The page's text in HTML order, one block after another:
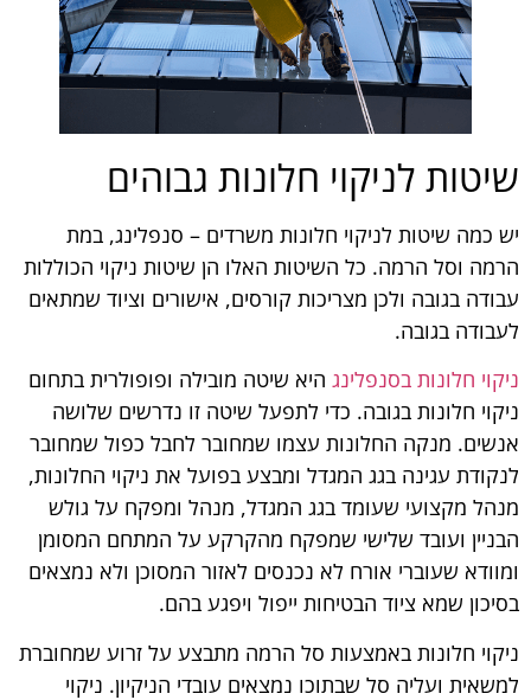
שיטות לניקוי חלונות גבוהים
יש כמה שיטות לניקוי חלונות משרדים – סנפלינג, במת
הרמה וסל הרמה. כל השיטות האלו הן שיטות ניקוי הכוללות
עבודה בגובה ולכן מצריכות קורסים, אישורים וציוד שמתאים
לעבודה בגובה.
ניקוי חלונות בסנפלינגהיא שיטה מובילה ופופולרית בתחום
ניקוי חלונות בגובה. כדי לתפעל שיטה זו נדרשים שלושה
אנשים. מנקה החלונות עצמו שמחובר לחבל כפול שמחובר
לנקודת עגינה בגג המגדל ומבצע בפועל את ניקוי החלונות,
מנהל מקצועי שעומד בגג המגדל, מנהל ומפקח על גולש
הבניין ועובד שלישי שמפקח מהקרקע על המתחם המסומן
ומוודא שעוברי אורח לא נכנסים לאזור המסוכן ולא נמצאים
בסיכון שמא ציוד הבטיחות ייפול ויפגע בהם.
ניקוי חלונות באמצעות סל הרמה מתבצע על זרוע שמחוברת
למשאית ועליה סל שבתוכו נמצאים עובדי הניקיון. ניקוי